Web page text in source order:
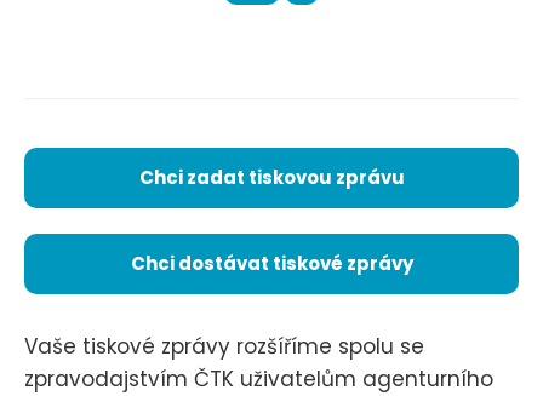
Chci zadat tiskovou zprávu
Chci dostávat tiskové zprávy
Vaše tiskové zprávy rozšíříme spolu se
zpravodajstvím ČTK uživatelům agenturního